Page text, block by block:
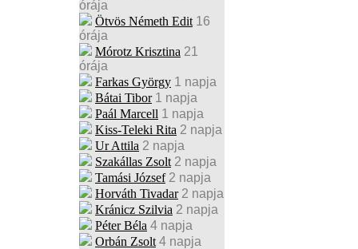
órája
Ötvös Németh Edit 16
órája
Mórotz Krisztina 21
órája
Farkas György 1 napja
Bátai Tibor 1 napja
Paál Marcell 1 napja
Kiss-Teleki Rita 2 napja
Ur Attila 2 napja
Szakállas Zsolt 2 napja
Tamási József 2 napja
Horváth Tivadar 2 napja
Kránicz Szilvia 2 napja
Péter Béla 4 napja
Orbán Zsolt 4 napja